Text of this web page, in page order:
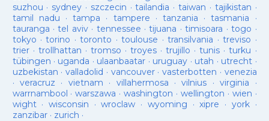
suzhou · sydney · szczecin ·tailandia ·taiwan · tajikistan ·
tamil nadu ·tampa · tampere · tanzania ·tasmania ·
tauranga ·tel aviv· tennessee ·tijuana ·timisoara ·togo ·
tokyo ·torino ·toronto ·toulouse ·transilvania ·treviso ·
trier· trollhattan · tromso · troyes·trujillo ·tunis ·turku ·
tübingen · uganda · ulaanbaatar · uruguay · utah · utrecht ·
uzbekistan · valladolid · vancouver· vasterbotten · venezia
· veracruz · vietnam · villahermosa ·vilnius ·virginia ·
warrnambool ·warszawa ·washington · wellington · wien ·
wight· wisconsin ·wroclaw · wyoming ·xipre · york·
zanzibar· zurich ·